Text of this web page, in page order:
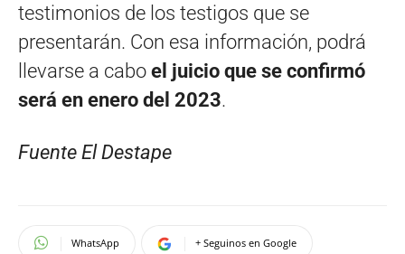
testimonios de los testigos que se
presentarán. Con esa información, podrá
llevarse a cabo el juicio que se confirmó
será en enero del 2023.
Fuente El Destape
WhatsApp + Seguinos en Google